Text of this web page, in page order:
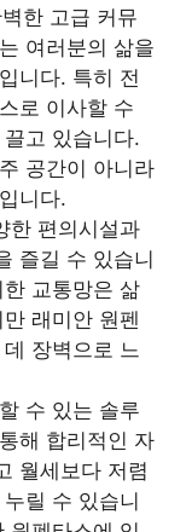
한 고급 커뮤
여러분의 삶을
니다. 특히 전
로 이사할 수
고 있습니다.
공간이 아니라
니다.
한 편의시설과
즐길 수 있습니
교통망은 삶
래미안 원펜
장벽으로 느
수 있는 솔루
해 합리적인 자
월세보다 저렴
릴 수 있습니